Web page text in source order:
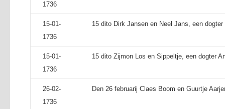
1736
15-01-
1736
15 dito Dirk Jansen en Neel Jans, een dogter
15-01-
1736
15 dito Zijmon Los en Sippeltje, een dogter
26-02-
1736
Den 26 februarij Claes Boom en Guurtje